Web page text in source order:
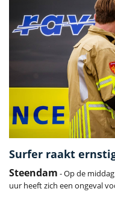
Surfer raakt
Steendam - Op de
uur heeft zich een ongeval